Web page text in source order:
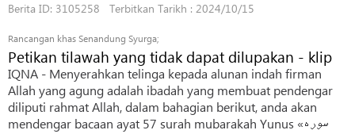
Berita ID: 3105258 Terbitkan Tarikh : 2024/10/15
Rancangan khas Senandung Syurga;
Petikan tilawah yang tidak dapat dilupakan - klip
IQNA - Menyerahkan telinga kepada alunan indah firman
Allah yang agung adalah ibadah yang membuat pendengar
diliputi rahmat Allah, dalam bahagian berikut, anda akan
mendengar bacaan ayat 57 surah mubarakah Yunus «سوره